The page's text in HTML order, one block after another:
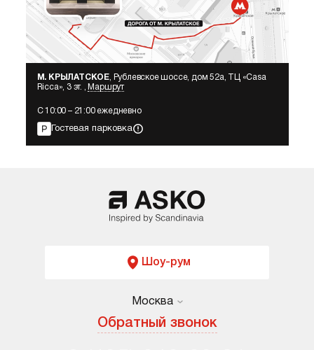
М. КРЫЛАТСКОЕ, Рублевское шоссе, дом 52а, ТЦ «Сasa
Ricca», 3 эт. ,
Маршрут
С 10:00 – 21:00 ежедневно
Гостевая парковка
Шоу-рум
Москва
Обратный звонок
Москва